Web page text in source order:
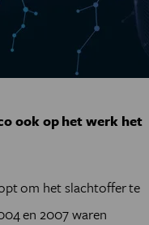
ook op het werk het
om het slachtoffer te
en 2007 waren